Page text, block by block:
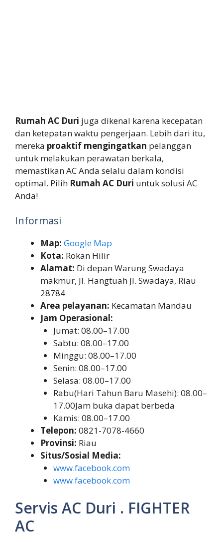
Rumah AC Duri juga dikenal karena kecepatan
dan ketepatan waktu pengerjaan. Lebih dari itu,
mereka proaktif mengingatkan pelanggan
untuk melakukan perawatan berkala,
memastikan AC Anda selalu dalam kondisi
optimal. Pilih Rumah AC Duri untuk solusi AC
Anda!
Informasi
Map: Google Map
Kota: Rokan Hilir
Alamat: Di depan Warung Swadaya
makmur, Jl. Hangtuah Jl. Swadaya, Riau
28784
Area pelayanan: Kecamatan Mandau
Jam Operasional:
Jumat: 08.00–17.00
Sabtu: 08.00–17.00
Minggu: 08.00–17.00
Senin: 08.00–17.00
Selasa: 08.00–17.00
Rabu(Hari Tahun Baru Masehi): 08.00–
17.00Jam buka dapat berbeda
Kamis: 08.00–17.00
Telepon: 0821-7078-4660
Provinsi: Riau
Situs/Sosial Media:
www.facebook.com
www.facebook.com
Servis AC Duri . FIGHTER
AC